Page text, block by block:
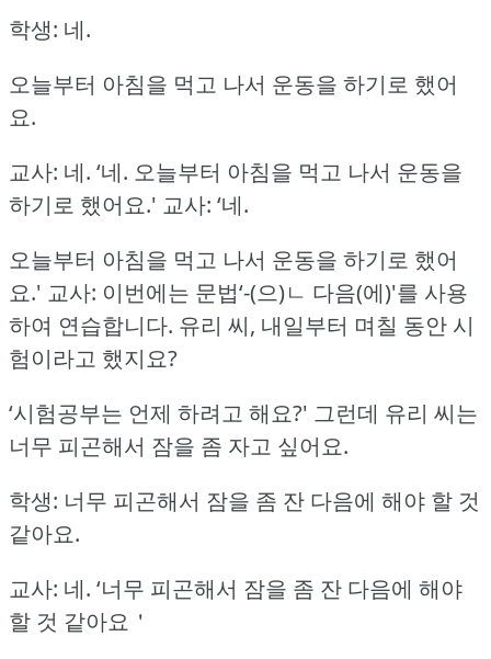
학생: 네.
오늘부터 아침을 먹고 나서 운동을 하기로 했어
요.
교사: 네. ‘네. 오늘부터 아침을 먹고 나서 운동을
하기로 했어요.' 교사: ‘네.
오늘부터 아침을 먹고 나서 운동을 하기로 했어
요.' 교사: 이번에는 문법‘-(으)ㄴ 다음(에)'를 사용
하여 연습합니다. 유리 씨, 내일부터 며칠 동안 시
험이라고 했지요?
‘시험공부는 언제 하려고 해요?' 그런데 유리 씨는
너무 피곤해서 잠을 좀 자고 싶어요.
학생: 너무 피곤해서 잠을 좀 잔 다음에 해야 할 것
같아요.
교사: 네. ‘너무 피곤해서 잠을 좀 잔 다음에 해야
할 것 같아요＇